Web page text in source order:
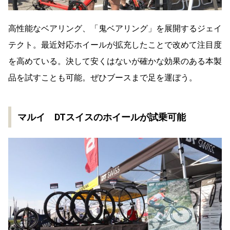
高性能なベアリング、「鬼ベアリング」を展開するジェイ
テクト。最近対応ホイールが拡充したことで改めて注目度
を高めている。決して安くはないが確かな効果のある本製
品を試すことも可能。ぜひブースまで足を運ぼう。
マルイ DTスイスのホイールが試乗可能